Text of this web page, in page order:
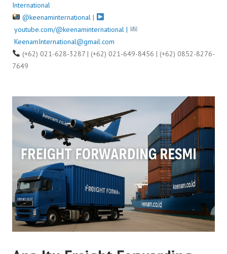
International
@keenaminternational|
youtube.com/@keenaminternational |
KeenamInternational@gmail.com
(+62) 021-628-3287 | (+62) 021-649-8456 | (+62) 0852-8276-
7649